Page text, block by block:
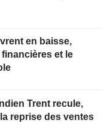
en baisse,
et le
Trent recule,
reprise des ventes